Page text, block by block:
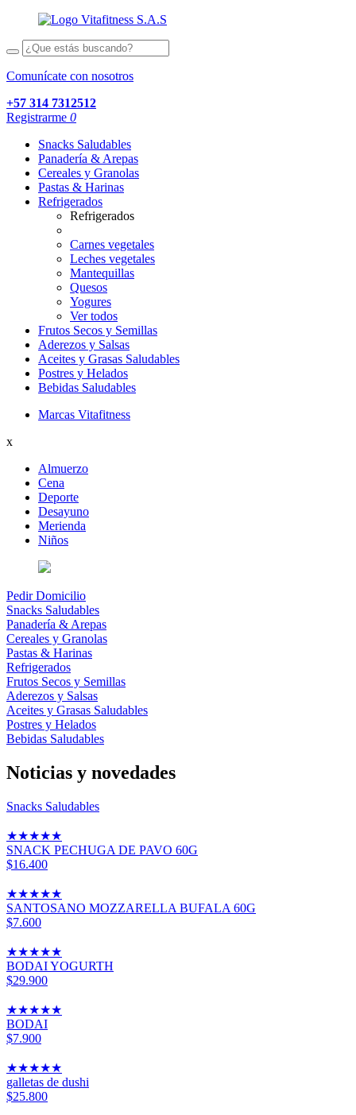
Comunícate con nosotros
+57 314 7312512
Registrarme 0
Snacks Saludables
Panadería & Arepas
Cereales y Granolas
Pastas & Harinas
Refrigerados
Refrigerados
Carnes vegetales
Leches vegetales
Mantequillas
Quesos
Yogures
Ver todos
Frutos Secos y Semillas
Aderezos y Salsas
Aceites y Grasas Saludables
Postres y Helados
Bebidas Saludables
Marcas Vitafitness
x
Almuerzo
Cena
Deporte
Desayuno
Merienda
Niños
Pedir Domicilio
Snacks Saludables
Panadería & Arepas
Cereales y Granolas
Pastas & Harinas
Refrigerados
Frutos Secos y Semillas
Aderezos y Salsas
Aceites y Grasas Saludables
Postres y Helados
Bebidas Saludables
Noticias y novedades
Snacks Saludables
★★★★★
SNACK PECHUGA DE PAVO 60G
$16.400
★★★★★
SANTOSANO MOZZARELLA BUFALA 60G
$7.600
★★★★★
BODAI YOGURTH
$29.900
★★★★★
BODAI
$7.900
★★★★★
galletas de dushi
$25.800